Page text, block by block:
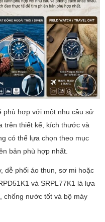
phù hợp với một nhu cầu sử
trên thiết kế, kích thước và
có thể lựa chọn theo mục
bản phù hợp nhất.
dễ phối áo thun, sơ mi hoặc
và SRPL77K1 là lựa
chống nước tốt và bộ máy